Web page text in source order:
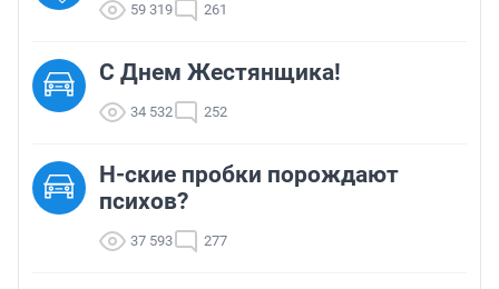
59 319 261
С Днем Жестянщика!
34 532 252
Н-ские пробки порождают
психов?
37 593 277